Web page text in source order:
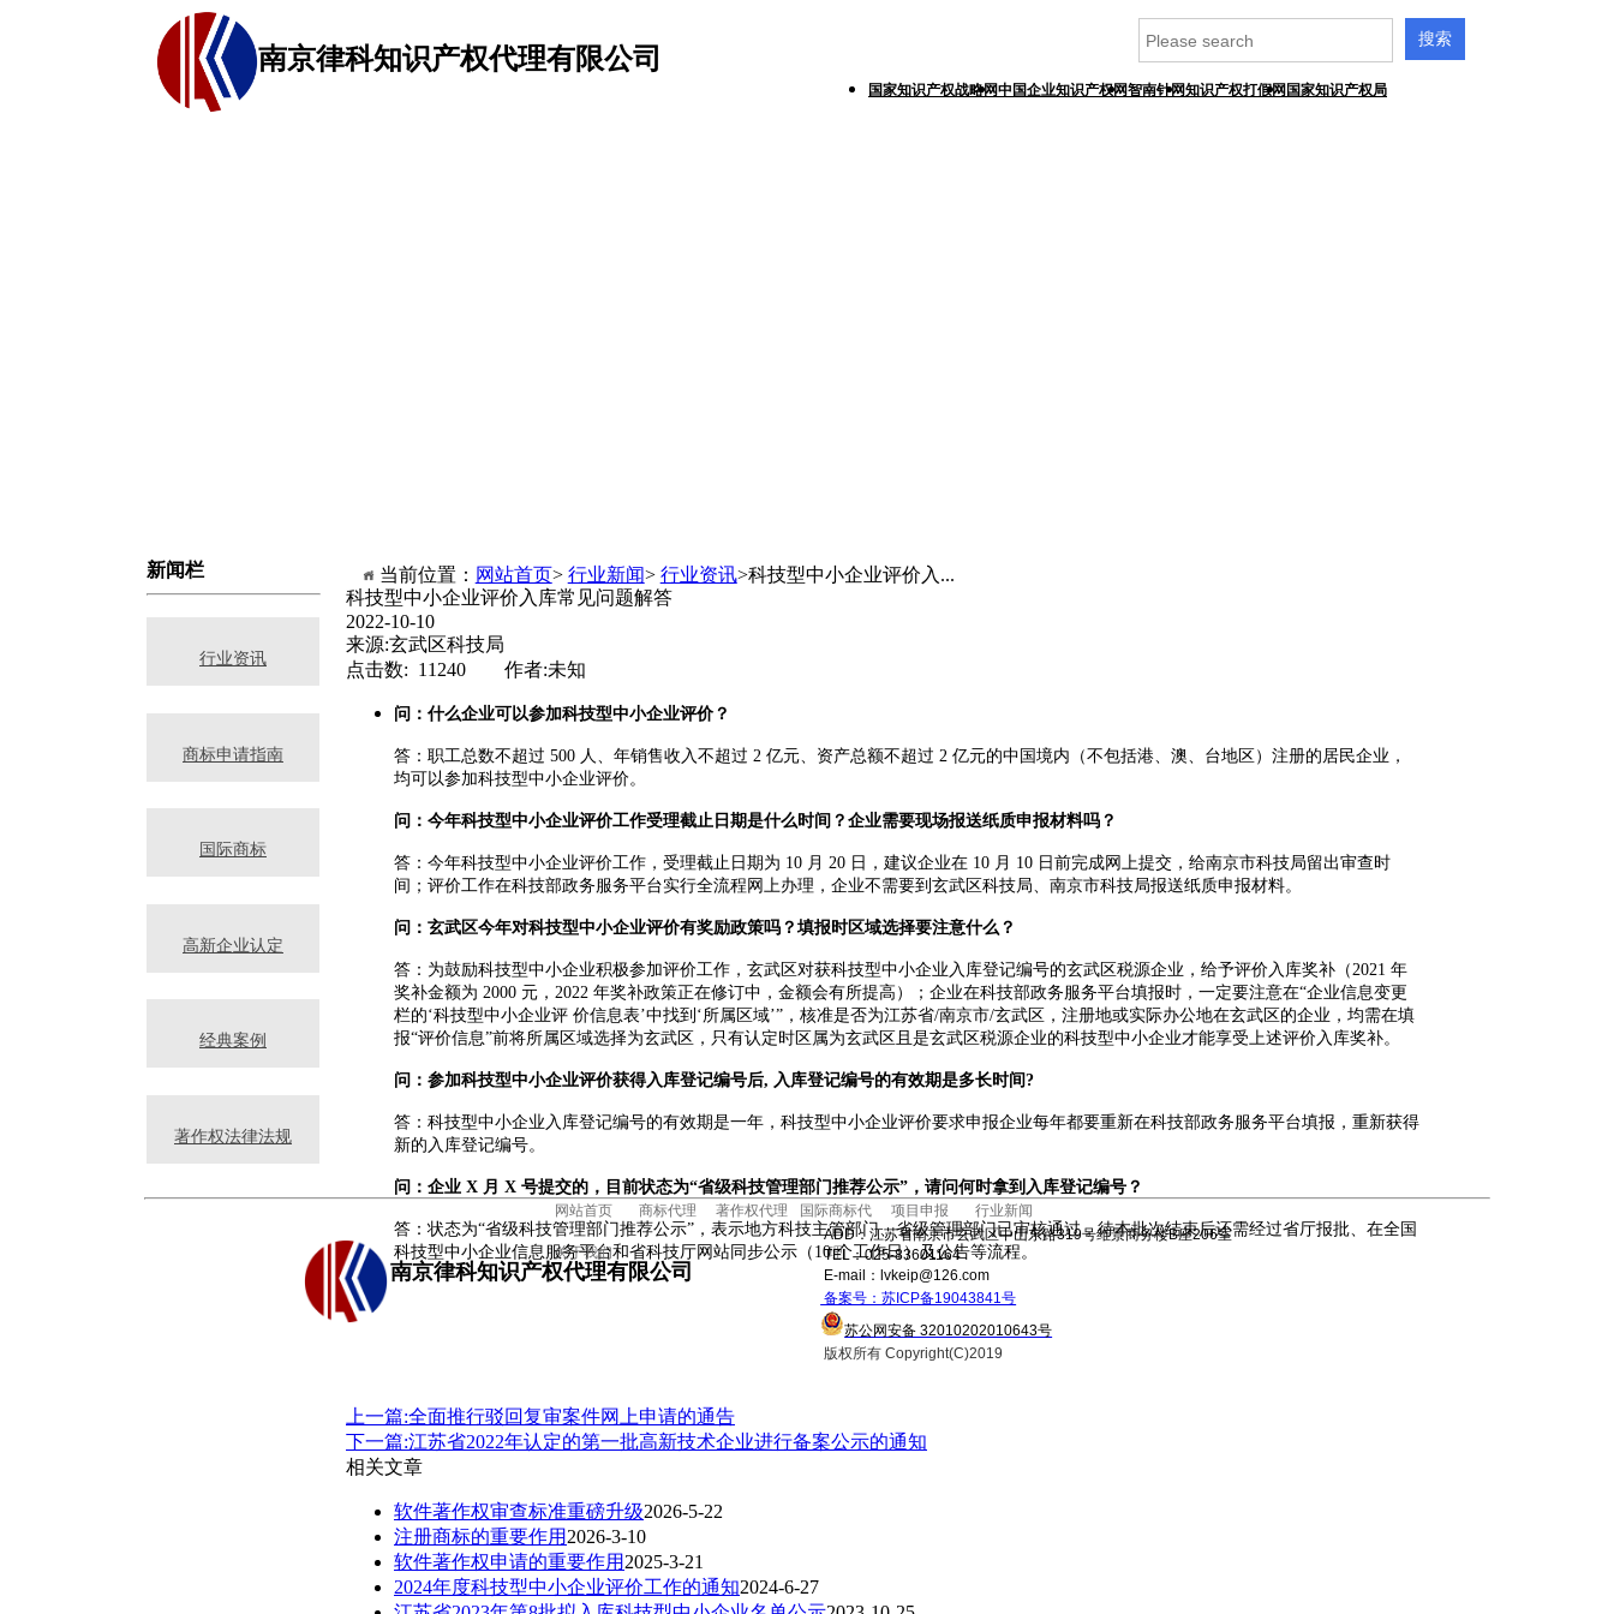
当前位置： 网站首页> 行业新闻> 行业资讯>科技型中小企业评价入...
新闻栏
科技型中小企业评价入库常见问题解答
2022-10-10
来源:玄武区科技局
点击数: 11240 作者:未知
问：什么企业可以参加科技型中小企业评价？
答：职工总数不超过 500 人、年销售收入不超过 2 亿元、资产总额不超过 2 亿元的中国境内（不包括港、澳、台地区）注册的居民企业，
均可以参加科技型中小企业评价。
问：今年科技型中小企业评价工作受理截止日期是什么时间？企业需要现场报送纸质申报材料吗？
答：今年科技型中小企业评价工作，受理截止日期为 10 月 20 日，建议企业在 10 月 10 日前完成网上提交，给南京市科技局留出审查时
间；评价工作在科技部政务服务平台实行全流程网上办理，企业不需要到玄武区科技局、南京市科技局报送纸质申报材料。
问：玄武区今年对科技型中小企业评价有奖励政策吗？填报时区域选择要注意什么？
答：为鼓励科技型中小企业积极参加评价工作，玄武区对获科技型中小企业入库登记编号的玄武区税源企业，给予评价入库奖补（2021 年
奖补金额为 2000 元， 2022 年奖补政策正在修订中，金额会有所提高）；企业在科技部政务服务平台填报时，一定要注意在“企业信息变更
栏的‘科技型中小企业评 价信息表’中找到 ‘所属区域’” ，核准是否为江苏省/南京市/玄武区，注册地或实际办公地在玄武区的企业，均需在填
报“评价信息”前将所属区域选择为玄武区，只有认定时区属为玄武区且是玄武区税源企业的科技型中小企业才能享受上述评价入库奖补。
问：参加科技型中小企业评价获得入库登记编号后, 入库登记编号的有效期是多长时间?
答：科技型中小企业入库登记编号的有效期是一年，科技型中小企业评价要求申报企业每年都要重新在科技部政务服务平台填报，重新获得
新的入库登记编号。
问：企业 X 月 X 号提交的，目前状态为“省级科技管理部门推荐公示” ，请问何时拿到入库登记编号？
答：状态为“省级科技管理部门推荐公示” ，表示地方科技主管部门、省级管理部门已审核通过，待本批次结束后还需经过省厅报批、在全国
科技型中小企业信息服务平台和省科技厅网站同步公示（ 10个工作日）及公告等流程。
上一篇:全面推行驳回复审案件网上申请的通告
下一篇:江苏省2022年认定的第一批高新技术企业进行备案公示的通知
相关文章
软件著作权审查标准重磅升级2026-5-22
注册商标的重要作用 2026-3-10
软件著作权申请的重要作用 2025-3-21
2024年度科技型中小企业评价工作的通知2024-6-27
南京律科知识产权代理有限公司
国家知识产权战略网中国企业知识产权网智南针网知识产权打假网 国家知识产权局
行业资讯
商标申请指南
国际商标
高新企业认定
经典案例
著作权法律法规
网站首页 商标代理 著作权代理 国际商标代
理
项目申报 行业新闻
关于我们
南京律科知识产权代理有限公司
ADD：江苏省南京市玄武区中山东路319号维景商务楼B座206室
TEL：025-83601164
E-mail：lvkeip@126.com
备案号：苏ICP备19043841号
苏公网安备 32010202010643号
版权所有 Copyright(C)2019